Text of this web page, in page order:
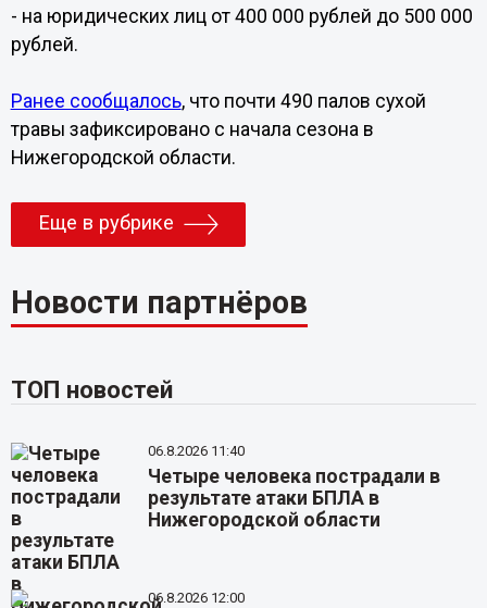
- на юридических лиц от 400 000 рублей до 500 000
рублей.
Ранее сообщалось, что почти 490 палов сухой
травы зафиксировано с начала сезона в
Нижегородской области.
Еще в рубрике
Новости партнёров
ТОП новостей
06.8.2026 11:40
Четыре человека пострадали в
результате атаки БПЛА в
Нижегородской области
06.8.2026 12:00